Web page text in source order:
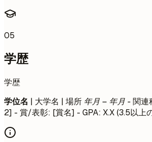
05
学歴
学歴
学位名 | 大学名 | 場所 年月 – 年月 - 関連
2] - 賞/表彰: [賞名] - GPA: X.X (3.5以上